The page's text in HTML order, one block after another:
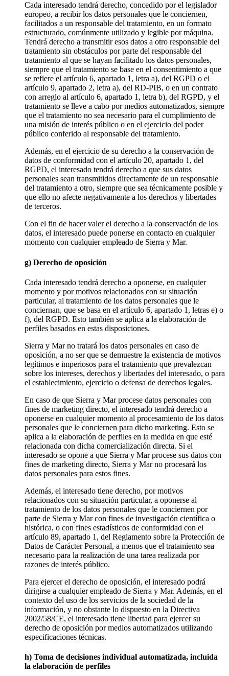
Cada interesado tendrá derecho, concedido por el legislador
europeo, a recibir los datos personales que le conciernen,
facilitados a un responsable del tratamiento, en un formato
estructurado, comúnmente utilizado y legible por máquina.
Tendrá derecho a transmitir esos datos a otro responsable del
tratamiento sin obstáculos por parte del responsable del
tratamiento al que se hayan facilitado los datos personales,
siempre que el tratamiento se base en el consentimiento a que
se refiere el artículo 6, apartado 1, letra a), del RGPD o el
artículo 9, apartado 2, letra a), del RD-PIB, o en un contrato
con arreglo al artículo 6, apartado 1, letra b), del RGPD, y el
tratamiento se lleve a cabo por medios automatizados, siempre
que el tratamiento no sea necesario para el cumplimiento de
una misión de interés público o en el ejercicio del poder
público conferido al responsable del tratamiento.
Además, en el ejercicio de su derecho a la conservación de
datos de conformidad con el artículo 20, apartado 1, del
RGPD, el interesado tendrá derecho a que sus datos
personales sean transmitidos directamente de un responsable
del tratamiento a otro, siempre que sea técnicamente posible y
que ello no afecte negativamente a los derechos y libertades
de terceros.
Con el fin de hacer valer el derecho a la conservación de los
datos, el interesado puede ponerse en contacto en cualquier
momento con cualquier empleado de Sierra y Mar.
g) Derecho de oposición
Cada interesado tendrá derecho a oponerse, en cualquier
momento y por motivos relacionados con su situación
particular, al tratamiento de los datos personales que le
conciernan, que se basa en el artículo 6, apartado 1, letras e) o
f), del RGPD. Esto también se aplica a la elaboración de
perfiles basados en estas disposiciones.
Sierra y Mar no tratará los datos personales en caso de
oposición, a no ser que se demuestre la existencia de motivos
legítimos e imperiosos para el tratamiento que prevalezcan
sobre los intereses, derechos y libertades del interesado, o para
el establecimiento, ejercicio o defensa de derechos legales.
En caso de que Sierra y Mar procese datos personales con
fines de marketing directo, el interesado tendrá derecho a
oponerse en cualquier momento al procesamiento de los datos
personales que le conciernen para dicho marketing. Esto se
aplica a la elaboración de perfiles en la medida en que esté
relacionada con dicha comercialización directa. Si el
interesado se opone a que Sierra y Mar procese sus datos con
fines de marketing directo, Sierra y Mar no procesará los
datos personales para estos fines.
Además, el interesado tiene derecho, por motivos
relacionados con su situación particular, a oponerse al
tratamiento de los datos personales que le conciernen por
parte de Sierra y Mar con fines de investigación científica o
histórica, o con fines estadísticos de conformidad con el
artículo 89, apartado 1, del Reglamento sobre la Protección de
Datos de Carácter Personal, a menos que el tratamiento sea
necesario para la realización de una tarea realizada por
razones de interés público.
Para ejercer el derecho de oposición, el interesado podrá
dirigirse a cualquier empleado de Sierra y Mar. Además, en el
contexto del uso de los servicios de la sociedad de la
información, y no obstante lo dispuesto en la Directiva
2002/58/CE, el interesado tiene libertad para ejercer su
derecho de oposición por medios automatizados utilizando
especificaciones técnicas.
h) Toma de decisiones individual automatizada, incluida
la elaboración de perfiles